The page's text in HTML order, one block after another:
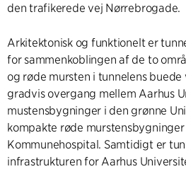
den trafikerede vej Nørrebrogade.
Arkitektonisk og funktionelt er
for sammenkoblingen af de to
og røde mursten i tunnelens
gradvis overgang mellem Aarhus
mustensbygninger i den grønne
kompakte røde
Kommunehospital. Samtidigt er
infrastrukturen for Aarhus